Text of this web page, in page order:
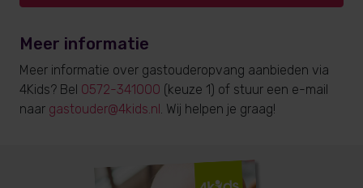
Meer informatie
Meer informatie over gastouderopvang aanbieden via
4Kids? Bel 0572-341000 (keuze 1) of stuur een e-mail
naar gastouder@4kids.nl. Wij helpen je graag!